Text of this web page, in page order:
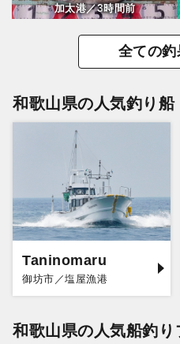
加太港／3時間前
全ての
和歌山県の人気釣り船
Taninomaru
御坊市／塩屋漁港
和歌山県の人気船釣り